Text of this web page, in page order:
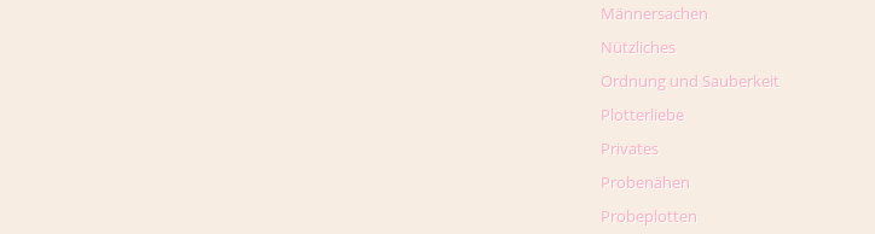
Männersachen
Nützliches
Ordnung und Sauberkeit
Plotterliebe
Privates
Probenähen
Probeplotten